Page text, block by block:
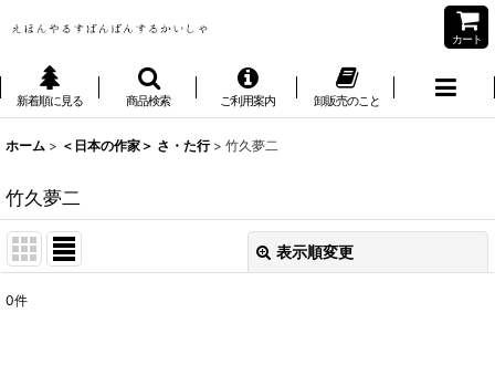
カート
新着順に見る 商品検索 ご利用案内 卸販売のこと
ホーム > ＜日本の作家＞ さ・た行 > 竹久夢二
竹久夢二
表示順変更
0件